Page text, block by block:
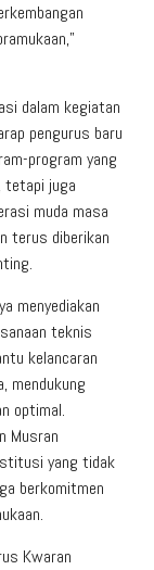
dalam kegiatan
pengurus baru
program yang
tetapi juga
muda masa
terus diberikan
menyediakan
teknis
kelancaran
mendukung
optimal.
Musran
yang tidak
berkomitmen
Kwaran